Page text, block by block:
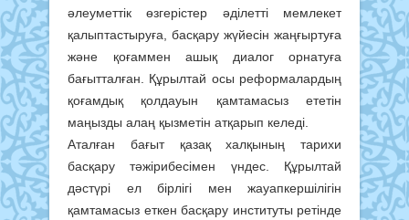
әлеуметтік өзгерістер әділетті мемлекет
қалыптастыруға, басқару жүйесін жаңғыртуға
және қоғаммен ашық диалог орнатуға
бағытталған. Құрылтай осы реформалардың
қоғамдық қолдауын қамтамасыз ететін
маңызды алаң қызметін атқарып келеді.
Аталған бағыт қазақ халқының тарихи
басқару тәжірибесімен үндес. Құрылтай
дәстүрі ел бірлігі мен жауапкершілігін
қамтамасыз еткен басқару институты ретінде